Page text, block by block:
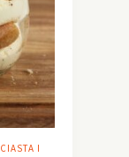
CIASTA I